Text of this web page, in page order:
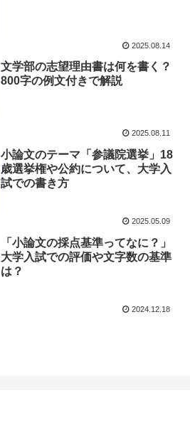
2025.08.14
文学部の志望理由書は何を書く？
800字の例文付きで解説
2025.08.11
小論文のテーマ「参議院選挙」18
歳選挙権や公約について、大学入
試での書き方
2025.05.09
「小論文の採点基準ってなに？」
大学入試での評価や文字数の基準
は？
2024.12.18